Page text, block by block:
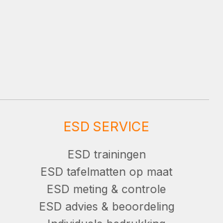
ESD SERVICE
ESD trainingen
ESD tafelmatten op maat
ESD meting & controle
ESD advies & beoordeling